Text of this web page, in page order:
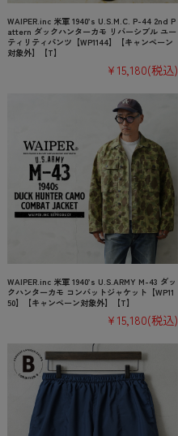
WAIPER.inc 米軍 1940’s U.S.M.C. P-44 2nd P
attern ダックハンターカモ リバーシブル ユー
ティリティパンツ【WP1144】【キャンペーン
対象外】【T】
¥15,180(税込)
WAIPER.inc 米軍 1940’s U.S.ARMY M-43 ダッ
クハンターカモ コンバットジャケット【WP11
50】【キャンペーン対象外】【T】
¥15,180(税込)